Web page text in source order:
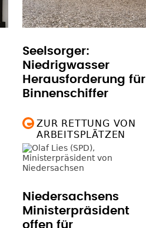
Seelsorger:
Niedrigwasser
Herausforderung für
Binnenschiffer
ZUR RETTUNG VON
ARBEITSPLÄTZEN
Niedersachsens
Ministerpräsident
Abschwächung von
Klimaziel